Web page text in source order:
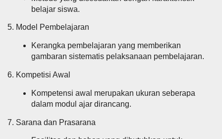
belajar siswa.
5. Model Pembelajaran
Kerangka pembelajaran yang memberikan
gambaran sistematis pelaksanaan pembelajaran.
6. Kompetisi Awal
Kompetensi awal merupakan ukuran seberapa
dalam modul ajar dirancang.
7. Sarana dan Prasarana